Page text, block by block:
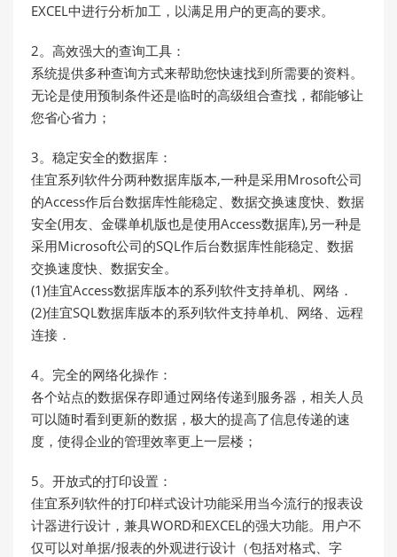
EXCEL中进行分析加工，以满足用户的更高的要求。
2。高效强大的查询工具：
系统提供多种查询方式来帮助您快速找到所需要的资料。
无论是使用预制条件还是临时的高级组合查找，都能够让
您省心省力；
3。稳定安全的数据库：
佳宜系列软件分两种数据库版本,一种是采用Mrosoft公司
的Access作后台数据库性能稳定、数据交换速度快、数据
安全(用友、金碟单机版也是使用Access数据库),另一种是
采用Microsoft公司的SQL作后台数据库性能稳定、数据
交换速度快、数据安全。
(1)佳宜Access数据库版本的系列软件支持单机、网络．
(2)佳宜SQL数据库版本的系列软件支持单机、网络、远程
连接．
4。完全的网络化操作：
各个站点的数据保存即通过网络传递到服务器，相关人员
可以随时看到更新的数据，极大的提高了信息传递的速
度，使得企业的管理效率更上一层楼；
5。开放式的打印设置：
佳宜系列软件的打印样式设计功能采用当今流行的报表设
计器进行设计，兼具WORD和EXCEL的强大功能。用户不
仅可以对单据/报表的外观进行设计（包括对格式、字